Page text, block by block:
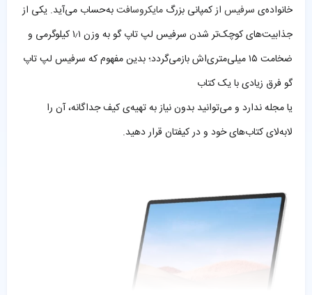
خانواده‌ی سرفیس از کمپانی بزرگ مایکروسافتبه‌حساب می‌آید. یکی از
جذابیت‌های کوچک‌تر شدن سرفیس لپ تاپ گو به وزن ۱٫۱ کیلوگرمی و
ضخامت ۱۵ میلی‌متری‌اش بازمی‌گردد؛ بدین مفهوم که سرفیس لپ تاپ
گو فرق زیادی با یک کتاب
یا مجله ندارد و می‌توانید بدون نیاز به تهیه‌ی کیف جداگانه، آن را
لابه‌لای کتاب‌های خود و در کیفتان قرار دهید.